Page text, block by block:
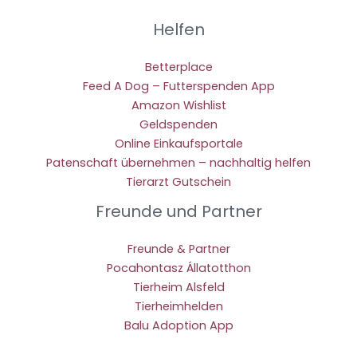
Helfen
Betterplace
Feed A Dog – Futterspenden App
Amazon Wishlist
Geldspenden
Online Einkaufsportale
Patenschaft übernehmen – nachhaltig helfen
Tierarzt Gutschein
Freunde und Partner
Freunde & Partner
Pocahontasz Állatotthon
Tierheim Alsfeld
Tierheimhelden
Balu Adoption App